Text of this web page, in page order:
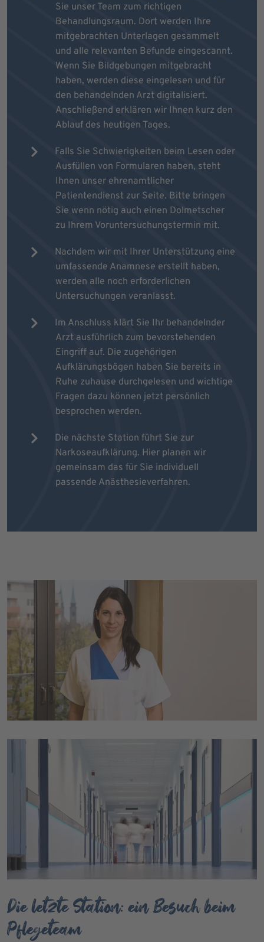
Sie unser Team zum richtigen
Behandlungsraum. Dort werden Ihre
mitgebrachten Unterlagen gesammelt
und alle relevanten Befunde eingescannt.
Wenn Sie Bildgebungen mitgebracht
haben, werden diese eingelesen und für
den behandelnden Arzt digitalisiert.
Anschließend erklären wir Ihnen kurz den
Ablauf des heutigen Tages.
Falls Sie Schwierigkeiten beim Lesen oder
Ausfüllen von Formularen haben, steht
Ihnen unser ehrenamtlicher
Patientendienst zur Seite. Bitte bringen
Sie wenn nötig auch einen Dolmetscher
zu Ihrem Voruntersuchungstermin mit.
Nachdem wir mit Ihrer Unterstützung eine
umfassende Anamnese erstellt haben,
werden alle noch erforderlichen
Untersuchungen veranlasst.
Im Anschluss klärt Sie Ihr behandelnder
Arzt ausführlich zum bevorstehenden
Eingriff auf. Die zugehörigen
Aufklärungsbögen haben Sie bereits in
Ruhe zuhause durchgelesen und wichtige
Fragen dazu können jetzt persönlich
besprochen werden.
Die nächste Station führt Sie zur
Narkoseaufklärung. Hier planen wir
gemeinsam das für Sie individuell
passende Anästhesieverfahren.
Die letzte Station: ein Besuch beim
Pflegeteam